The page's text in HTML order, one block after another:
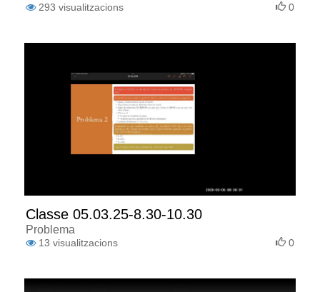
293 visualitzacions 0
Classe 05.03.25-8.30-10.30
Problema
13 visualitzacions 0